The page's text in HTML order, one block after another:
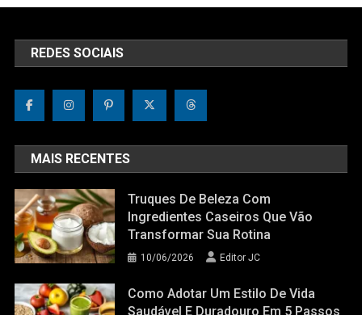
REDES SOCIAIS
MAIS RECENTES
Truques De Beleza Com
Ingredientes Caseiros Que Vão
Transformar Sua Rotina
10/06/2026 Editor JC
Como Adotar Um Estilo De Vida
Saudável E Duradouro Em 5 Passos